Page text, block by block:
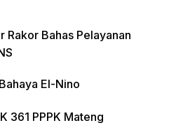
Rakor Bahas Pelayanan
El-Nino
361 PPPK Mateng